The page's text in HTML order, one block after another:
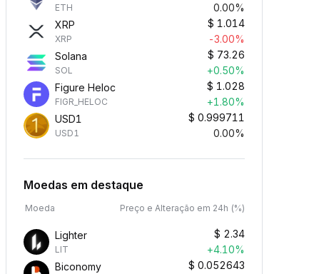
ETH
0.00%
XRP
XRP
$ 1.014
-3.00%
Solana
SOL
$ 73.26
+0.50%
Figure Heloc
FIGR_HELOC
$ 1.028
+1.80%
USD1
USD1
$ 0.999711
0.00%
Moedas em destaque
Moeda Preço e Alteração em 24h (%)
Lighter
LIT
$ 2.34
+4.10%
Biconomy
$ 0.052643